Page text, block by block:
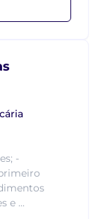
-
e ...